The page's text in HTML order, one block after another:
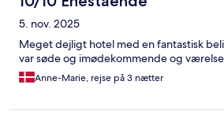
5. nov. 2025
Meget dejligt hotel med en fantastisk
var søde og imødekommende og
Anne-Marie, rejse på 3 nætter